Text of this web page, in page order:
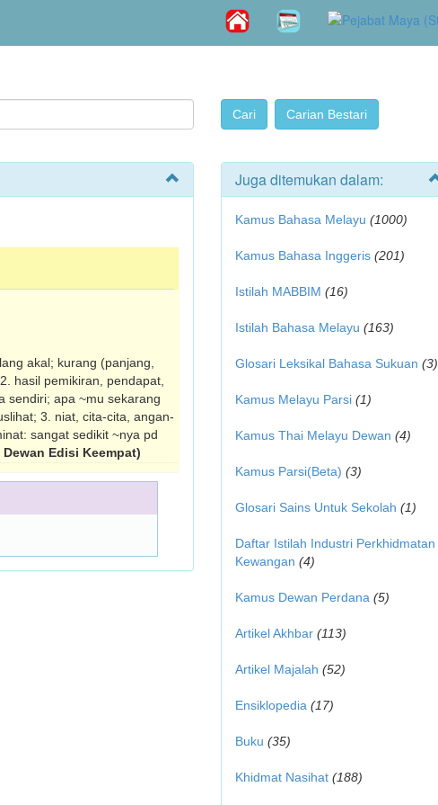
akal; kurang (panjang,
hasil pemikiran, pendapat,
sendiri; apa ~mu sekarang
3. niat, cita-cita, angan-
sangat sedikit ~nya pd
Dewan Edisi Keempat)
Juga ditemukan dalam:
Kamus Bahasa Melayu (1000)
Kamus Bahasa Inggeris (201)
Istilah MABBIM (16)
Istilah Bahasa Melayu (163)
Glosari Leksikal Bahasa Sukuan (3)
Kamus Melayu Parsi (1)
Kamus Thai Melayu Dewan (4)
Kamus Parsi(Beta) (3)
Glosari Sains Untuk Sekolah (1)
Daftar Istilah Industri Perkhidmatan
Kewangan (4)
Kamus Dewan Perdana (5)
Artikel Akhbar (113)
Artikel Majalah (52)
Ensiklopedia (17)
Buku (35)
Khidmat Nasihat (188)